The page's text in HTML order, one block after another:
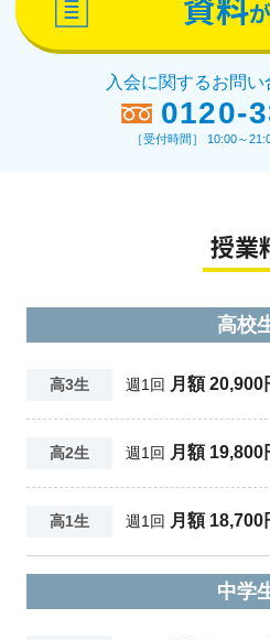
入会に関するお問
0120-
［受付時間］ 10:00～
授業
高校
高3生 週1回 月額 20,900
高2生 週1回 月額 19,800
高1生 週1回 月額 18,700
中学